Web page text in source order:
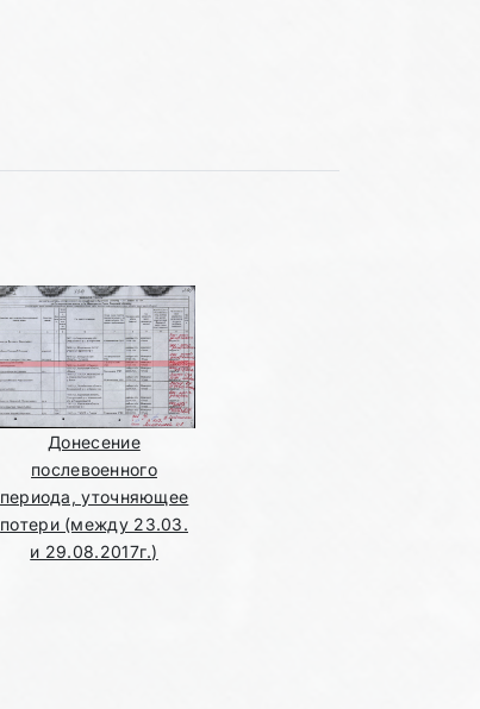
Донесение
послевоенного
периода, уточняющее
потери (между 23.03.
и 29.08.2017г.)